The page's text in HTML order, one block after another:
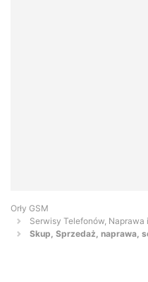
Orły GSM
Serwisy Telefonów, Naprawa
Skup, Sprzedaż, naprawa,